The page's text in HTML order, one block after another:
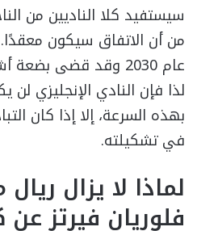
سيستفيد كلا الناديين من
من أن الاتفاق سيكون
عام 2030 وقد قضى
لذا فإن النادي الإنجليزي
بهذه السرعة، إلا إذا كان
في تشكيلته.
لماذا لا يزال
فلوريان فيرتز